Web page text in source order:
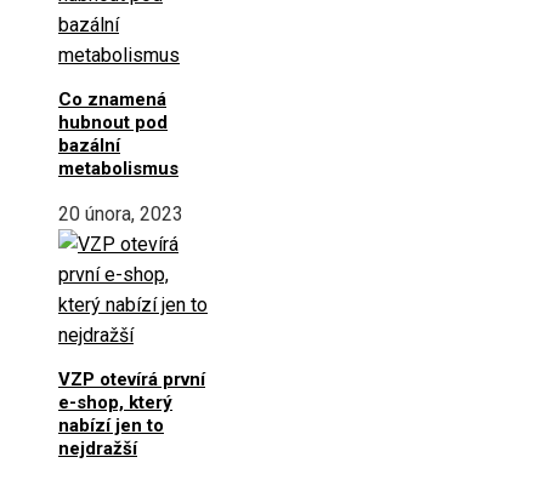
Co znamená
hubnout pod
bazální
metabolismus
20 února, 2023
VZP otevírá první
e-shop, který
nabízí jen to
nejdražší